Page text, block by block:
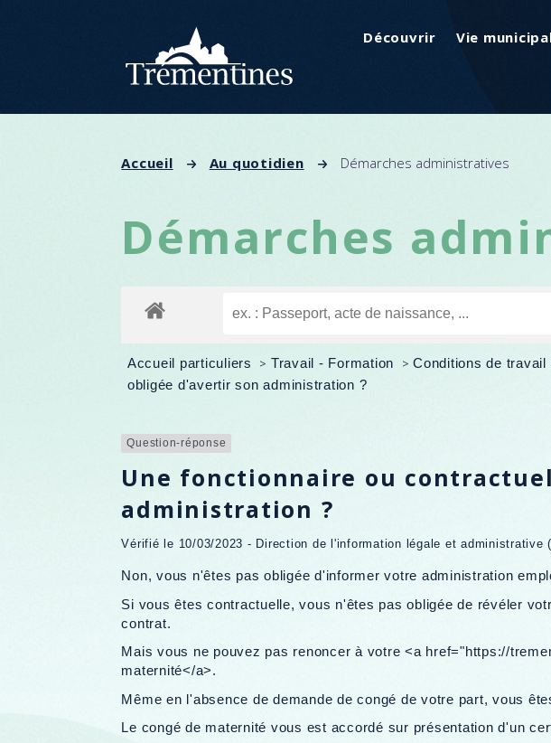
Découvrir Vie
Accueil Au quotidien Démarches administratives
Démarches
Accueil particuliers > Travail - Formation > Conditions de
obligée d'avertir son administration ?
Question-réponse
Une fonctionnaire ou
administration ?
Vérifié le 10/03/2023 - Direction de l'information légale et administrative
Non, vous n'êtes pas obligée d'informer votre administration
Si vous êtes contractuelle, vous n'êtes pas obligée de révéler
contrat.
Mais vous ne pouvez pas renoncer à votre <a href="https://
maternité</a>.
Même en l'absence de demande de congé de votre part, vous
Le congé de maternité vous est accordé sur présentation d'un